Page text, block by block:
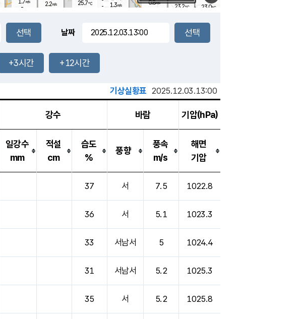
23.2℃
9.0mm
-mm
2.2m/s 0.8m/s
장호원
25.8℃
1.4m/s
-mm
25.7℃ - mm
m/s
-
23.0℃
1.3m/s
날짜
+3시간 +12시간
기상실황표 2025.12.03.13:00
강수 바람 기압(hPa)
일강수
mm
적설
cm
습도
%
풍향
풍속
m/s
해면
기압
37 서 7.5 1022.8
36 서 5.1 1023.3
33 서남서 5 1024.4
31 서남서 5.2 1025.3
35 서 5.2 1025.8